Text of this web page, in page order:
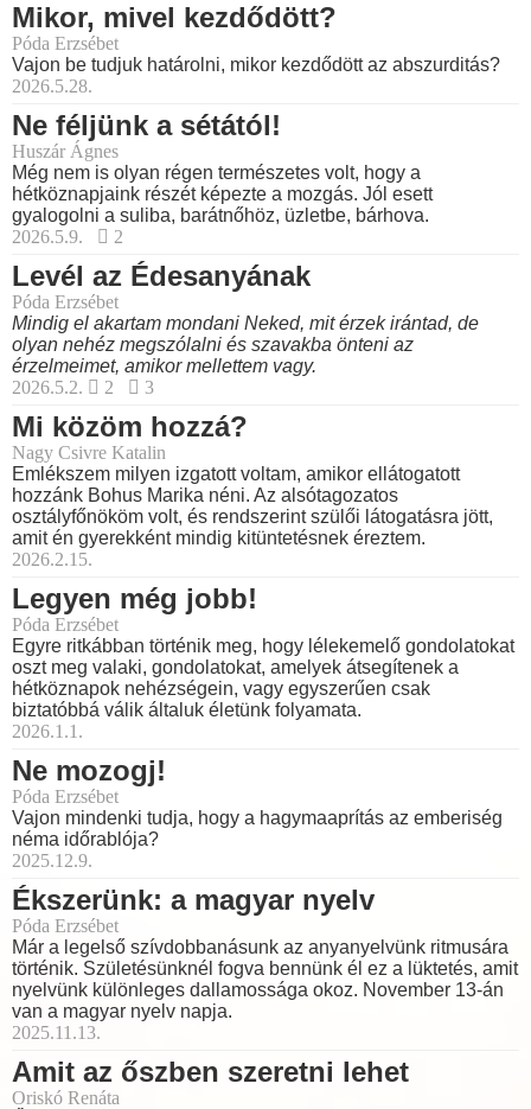
Mikor, mivel kezdődött?
Póda Erzsébet
Vajon be tudjuk határolni, mikor kezdődött az abszurditás?
2026.5.28.
Ne féljünk a sétától!
Huszár Ágnes
Még nem is olyan régen természetes volt, hogy a
hétköznapjaink részét képezte a mozgás. Jól esett
gyalogolni a suliba, barátnőhöz, üzletbe, bárhova.
2026.5.9.
2
Levél az Édesanyának
Póda Erzsébet
Mindig el akartam mondani Neked, mit érzek irántad, de
olyan nehéz megszólalni és szavakba önteni az
érzelmeimet, amikor mellettem vagy.
2026.5.2.
2 3
Mi közöm hozzá?
Nagy Csivre Katalin
Emlékszem milyen izgatott voltam, amikor ellátogatott
hozzánk Bohus Marika néni. Az alsótagozatos
osztályfőnököm volt, és rendszerint szülői látogatásra jött,
amit én gyerekként mindig kitüntetésnek éreztem.
2026.2.15.
Legyen még jobb!
Póda Erzsébet
Egyre ritkábban történik meg, hogy lélekemelő gondolatokat
oszt meg valaki, gondolatokat, amelyek átsegítenek a
hétköznapok nehézségein, vagy egyszerűen csak
biztatóbbá válik általuk életünk folyamata.
2026.1.1.
Ne mozogj!
Póda Erzsébet
Vajon mindenki tudja, hogy a hagymaaprítás az emberiség
néma időrablója?
2025.12.9.
Ékszerünk: a magyar nyelv
Póda Erzsébet
Már a legelső szívdobbanásunk az anyanyelvünk ritmusára
történik. Születésünknél fogva bennünk él ez a lüktetés, amit
nyelvünk különleges dallamossága okoz. November 13-án
van a magyar nyelv napja.
2025.11.13.
Amit az őszben szeretni lehet
Oriskó Renáta